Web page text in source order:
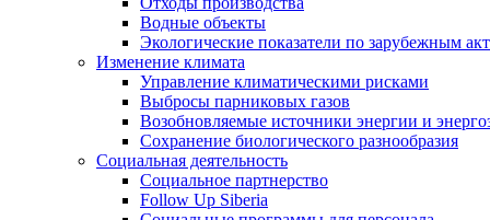
Водные объекты
Экологические показатели по зарубежным
Изменение климата
Управление климатическими рисками
Выбросы парниковых газов
Возобновляемые источники энергии и
Сохранение биологического разнообразия
Социальная деятельность
Социальное партнерство
Follow Up Siberia